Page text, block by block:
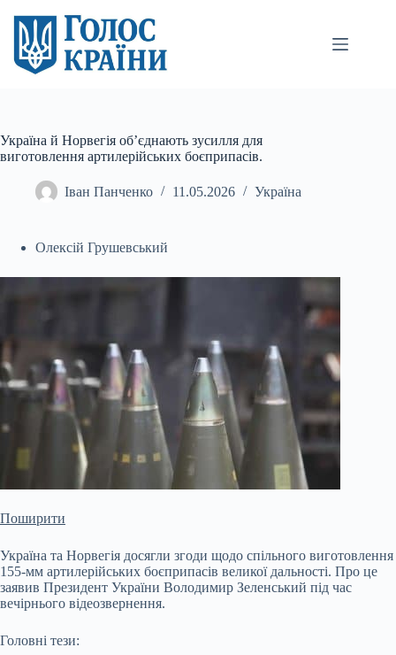
вмісту
Україна й Норвегія об’єднають зусилля для
виготовлення артилерійських боєприпасів.
Іван Панченко 11.05.2026 Україна
Олексій Грушевський
Поширити
Україна та Норвегія досягли згоди щодо спільного виготовлення
155-мм артилерійських боєприпасів великої дальності. Про це
заявив Президент України Володимир Зеленський під час
вечірнього відеозвернення.
Головні тези: